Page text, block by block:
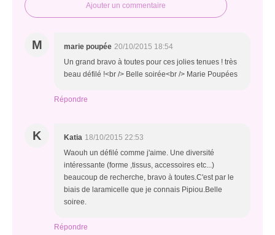
Ajouter un commentaire
M marie poupée 20/10/2015 18:54
Un grand bravo à toutes pour ces jolies tenues ! très
beau défilé !<br /> Belle soirée<br /> Marie Poupées
Répondre
K Katia 18/10/2015 22:53
Waouh un défilé comme j'aime. Une diversité
intéressante (forme ,tissus, accessoires etc...)
beaucoup de recherche, bravo à toutes.C'est par le
biais de laramicelle que je connais Pipiou.Belle
soiree.
Répondre